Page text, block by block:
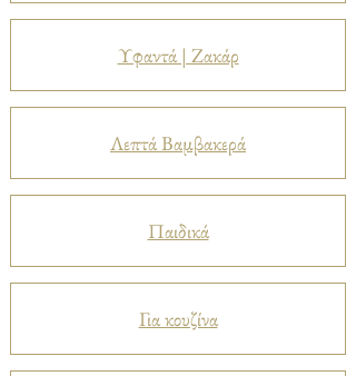
Υφαντά | Ζακάρ
Λεπτά Βαμβακερά
Παιδικά
Για κουζίνα